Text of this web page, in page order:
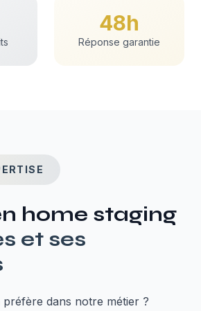
48h
Réponse garantie
home staging
et ses
dans notre métier ?